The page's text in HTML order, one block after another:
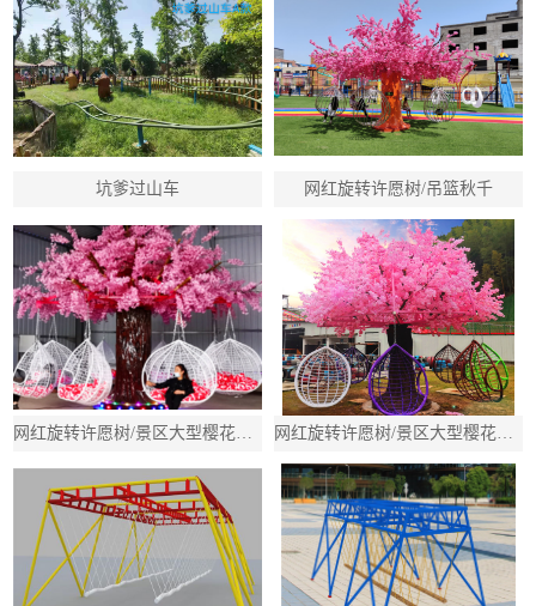
坑爹过山车 网红旋转许愿树/吊篮秋千
网红旋转许愿树/景区大型樱花树秋千/吊篮多人旋转秋千 网红旋转许愿树/景区大型樱花树秋千/吊篮多人旋转秋千